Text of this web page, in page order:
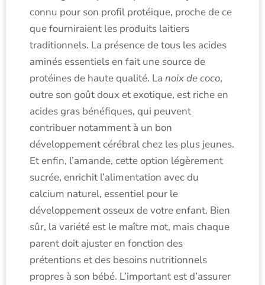
connu pour son profil protéique, proche de ce
que fourniraient les produits laitiers
traditionnels. La présence de tous les acides
aminés essentiels en fait une source de
protéines de haute qualité. La noix de coco,
outre son goût doux et exotique, est riche en
acides gras bénéfiques, qui peuvent
contribuer notamment à un bon
développement cérébral chez les plus jeunes.
Et enfin, l’amande, cette option légèrement
sucrée, enrichit l’alimentation avec du
calcium naturel, essentiel pour le
développement osseux de votre enfant. Bien
sûr, la variété est le maître mot, mais chaque
parent doit ajuster en fonction des
prétentions et des besoins nutritionnels
propres à son bébé. L’important est d’assurer